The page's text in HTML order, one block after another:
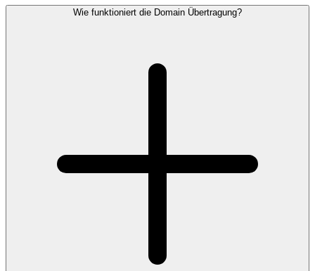
Wie funktioniert die Domain Übertragung?